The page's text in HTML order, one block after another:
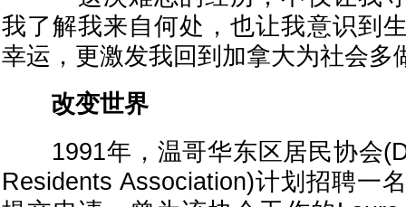
我了解我来自何处，也让我意识到
幸运，更激发我回到加拿大为社会多
改变世界
1991年，温哥华东区居民协会
Residents Association)计划招聘一